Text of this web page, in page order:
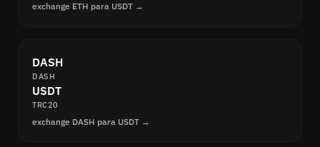
exchange ETH para USDT →
DASH
DASH
USDT
TRC20
exchange DASH para USDT →